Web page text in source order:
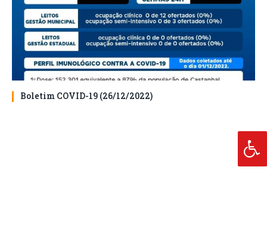
Boletim COVID-19 (26/12/2022)